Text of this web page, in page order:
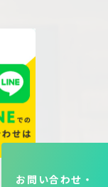
お問い合わせ・